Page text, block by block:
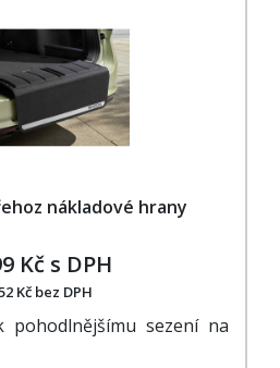
nákladové hrany
Kč s DPH
Kč bez DPH
sezení na